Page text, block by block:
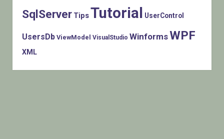
SqlServer TipsTutorial UserControl
UsersDb ViewModel VisualStudio WinformsWPF
XML